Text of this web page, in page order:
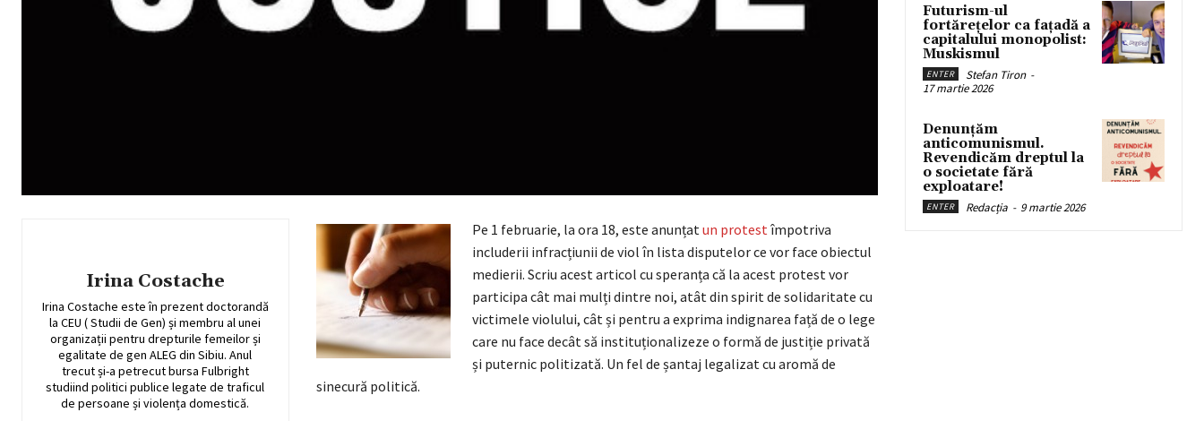
Irina Costache
Irina Costache este în prezent doctorandă
la CEU ( Studii de Gen) și membru al unei
organizații pentru drepturile femeilor și
egalitate de gen ALEG din Sibiu. Anul
trecut și-a petrecut bursa Fulbright
studiind politici publice legate de traficul
de persoane și violența domestică.
Pe 1 februarie, la ora 18, este anunțat un protest împotriva
includerii infracțiunii de viol în lista disputelor ce vor face obiectul
medierii. Scriu acest articol cu speranța că la acest protest vor
participa cât mai mulți dintre noi, atât din spirit de solidaritate cu
victimele violului, cât și pentru a exprima indignarea față de o lege
care nu face decât să instituționalizeze o formă de justiție privată
și puternic politizată. Un fel de șantaj legalizat cu aromă de
sinecură politică.
Futurism-ul
fortărețelor ca fațadă a
capitalului monopolist:
Muskismul
ENTER Stefan Tiron -
17 martie 2026
Denunțăm
anticomunismul.
Revendicăm dreptul la
o societate fără
exploatare!
ENTER Redacția - 9 martie 2026